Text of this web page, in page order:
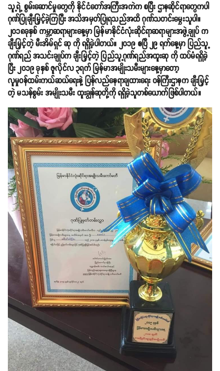
သူ့ရဲ့ စွမ်းဆောင်မှုတွေကို နိုင်ငံတော်အကြီးအကဲက စပြီး ဌာနဆိုင်ရာတွေကပါ
ဂုဏ်ပြုချီးမြှင့်ခဲ့ကြပြီး အသိအမှတ်ပြုရသည်အထိ ဂုဏ်သတင်းမွှေးသူပါ။
၂၀၁၈ခုနှစ် ကမ္ဘာ့ဆရာများနေ့မှာ မြန်မာနိုင်ငံလုံးဆိုင်ရာဆရာများအဖွဲ့ချုပ် က
ချီးမြှင့်တဲ့ မီးအိမ်ရှင် ဆု ကို ရရှိခဲ့ပါတယ်။ ၂၀၁၉ ဧပြီ ၂၉ ရက်နေ့မှာ ပြည်သူ့
ဂုဏ်ရည် အသင်းချုပ်က ချီးမြှင့်တဲ့ ပြည်သူ့ဂုဏ်ရည်အထူးဆု ကို ထပ်မံရရှိခဲ့
ပြီး ၂၀၁၉ ခုနှစ် ဇူလိုင်လ ၃ရက် မြန်မာအမျိုးသမီးများနေ့မှာတော့
လူမှုဝန်ထမ်းကယ်ဆယ်ရေးနဲ့ ပြန်လည်နေရာချထားရေး ဝန်ကြီးဌာနက ချီးမြှင့်
တဲ့ မသန်စွမ်း အမျိုးသမီး ထူးချွန်ဆုတို့ကို ရရှိခဲ့သူတစ်ယောက်ဖြစ်ပါတယ်။